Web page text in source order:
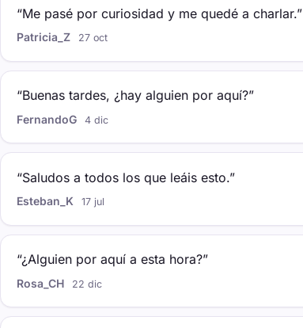
“Me pasé por curiosidad y me quedé a charlar.”
Patricia_Z 27 oct
“Buenas tardes, ¿hay alguien por aquí?”
FernandoG 4 dic
“Saludos a todos los que leáis esto.”
Esteban_K 17 jul
“¿Alguien por aquí a esta hora?”
Rosa_CH 22 dic